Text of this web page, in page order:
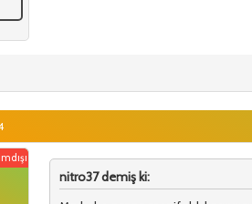
nitro37 demiş ki: